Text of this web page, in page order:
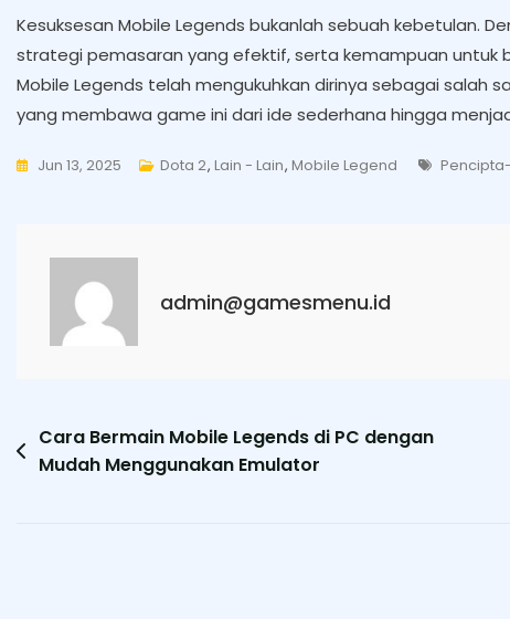
Kesuksesan Mobile Legends bukanlah sebuah kebetulan.
strategi pemasaran yang efektif, serta kemampuan untuk
Mobile Legends telah mengukuhkan dirinya sebagai salah
yang membawa game ini dari ide sederhana hingga
Jun 13, 2025 Dota 2, Lain - Lain, Mobile Legend Tags
admin@gamesmenu.id
Post
navigation
Cara Bermain Mobile Legends di PC dengan
Mudah Menggunakan Emulator